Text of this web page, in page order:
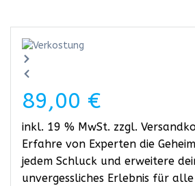
89,00 €
inkl. 19 % MwSt. zzgl.
Erfahre von Experten die
jedem Schluck und erweitere
unvergessliches Erlebnis für